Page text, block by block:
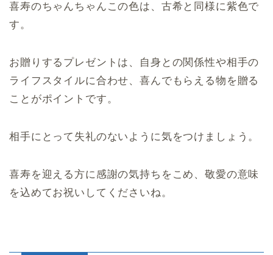
喜寿のちゃんちゃんこの色は、古希と同様に紫色で
す。
お贈りするプレゼントは、自身との関係性や相手の
ライフスタイルに合わせ、喜んでもらえる物を贈る
ことがポイントです。
相手にとって失礼のないように気をつけましょう。
喜寿を迎える方に感謝の気持ちをこめ、敬愛の意味
を込めてお祝いしてくださいね。